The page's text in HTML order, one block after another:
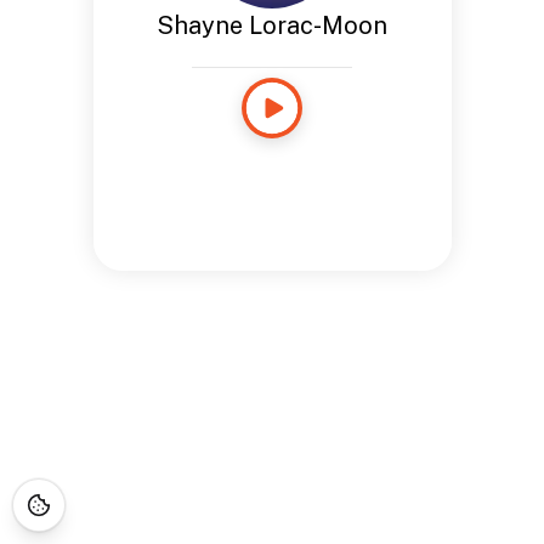
Shayne Lorac-Moon